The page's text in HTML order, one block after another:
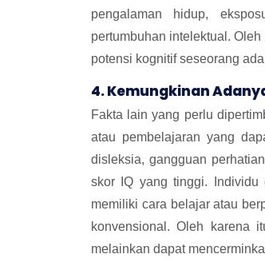
pengalaman hidup,
pertumbuhan intelektual.
potensi kognitif seseorang
4. Kemungkinan
Fakta lain yang perlu
atau pembelajaran yang
disleksia, gangguan
skor IQ yang tinggi. Individu
memiliki cara belajar atau
konvensional. Oleh karena
melainkan dapat